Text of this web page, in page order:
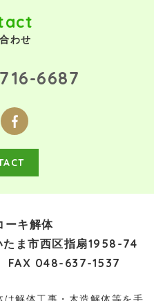
わせ
6687
ーキ解体
ま市西区指扇1958-74
FAX 048-637-1537